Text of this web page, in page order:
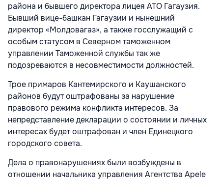
района и бывшего директора лицея АТО Гагаузия.
Бывший вице-башкан Гагаузии и нынешний
директор «Молдовагаз», а также госслужащий с
особым статусом в Северном таможенном
управлении Таможенной службы так же
подозреваются в несовместимости должностей.
Трое примаров Кантемирского и Каушанского
районов будут оштрафованы за нарушение
правового режима конфликта интересов. За
непредставление декларации о состоянии и личных
интересах будет оштрафован и член Единецкого
городского совета.
Дела о правонарушениях были возбуждены в
отношении начальника управления Агентства Apele